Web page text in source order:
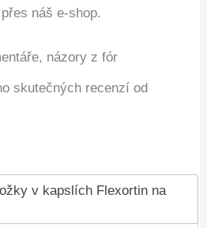
náš e-shop.
názory z fór
skutečných recenzí od
v kapslích Flexortin na